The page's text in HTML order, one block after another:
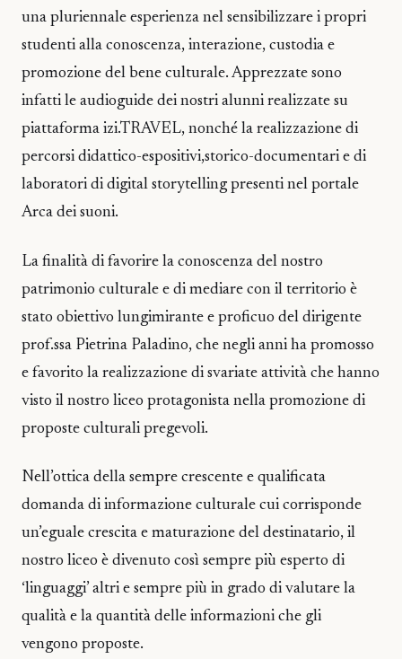
una pluriennale esperienza nel sensibilizzare i propri
studenti alla conoscenza, interazione, custodia e
promozione del bene culturale. Apprezzate sono
infatti le audioguide dei nostri alunni realizzate su
piattaforma izi.TRAVEL, nonché la realizzazione di
percorsi didattico-espositivi,storico-documentari e di
laboratori di digital storytelling presenti nel portale
Arca dei suoni.
La finalità di favorire la conoscenza del nostro
patrimonio culturale e di mediare con il territorio è
stato obiettivo lungimirante e proficuo del dirigente
prof.ssa Pietrina Paladino, che negli anni ha promosso
e favorito la realizzazione di svariate attività che hanno
visto il nostro liceo protagonista nella promozione di
proposte culturali pregevoli.
Nell’ottica della sempre crescente e qualificata
domanda di informazione culturale cui corrisponde
un’eguale crescita e maturazione del destinatario, il
nostro liceo è divenuto così sempre più esperto di
‘linguaggi’ altri e sempre più in grado di valutare la
qualità e la quantità delle informazioni che gli
vengono proposte.